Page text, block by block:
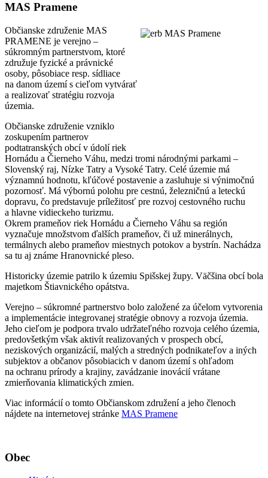
MAS Pramene
Občianske združenie MAS
PRAMENE je verejno –
súkromným partnerstvom, ktoré
združuje fyzické a právnické
osoby, pôsobiace resp. sídliace
na danom území s cieľom vytvárať
a realizovať stratégiu rozvoja
územia.
Občianske združenie vzniklo
zoskupením partnerov
podtatranských obcí v údolí riek
Hornádu a Čierneho Váhu, medzi tromi národnými parkami –
Slovenský raj, Nízke Tatry a Vysoké Tatry. Celé územie má
významnú hodnotu, kľúčové postavenie a zasluhuje si výnimočnú
pozornosť. Má výbornú polohu pre cestnú, železničnú a leteckú
dopravu, čo predstavuje príležitosť pre rozvoj cestovného ruchu
a hlavne vidieckeho turizmu.
Okrem prameňov riek Hornádu a Čierneho Váhu sa región
vyznačuje množstvom ďalších prameňov, či už minerálnych,
termálnych alebo prameňov miestnych potokov a bystrín. Nachádza
sa tu aj známe Hranovnické pleso.
Historicky územie patrilo k územiu Spišskej župy. Väčšina obcí bola
majetkom Štiavnického opátstva.
Verejno – súkromné partnerstvo bolo založené za účelom vytvorenia
a implementácie integrovanej stratégie obnovy a rozvoja územia.
Jeho cieľom je podpora trvalo udržateľného rozvoja celého územia,
predovšetkým však aktivít realizovaných v prospech obcí,
neziskových organizácií, malých a stredných podnikateľov a iných
subjektov a občanov pôsobiacich v danom území s ohľadom
na ochranu prírody a krajiny, zavádzanie inovácií vrátane
zmierňovania klimatických zmien.
Viac informácií o tomto Občianskom združení a jeho členoch
nájdete na internetovej stránke MAS Pramene
Obec